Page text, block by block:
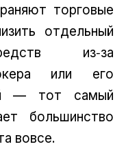
торговые
отдельный
из‑за
или его
— тот самый
большинство
вовсе.